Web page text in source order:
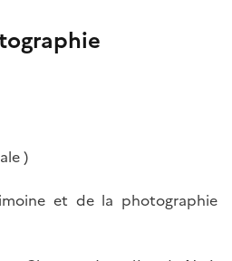
)
et de la photographie